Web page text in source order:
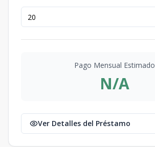
Pago Mensual Estimado
N/A
Ver Detalles del Préstamo